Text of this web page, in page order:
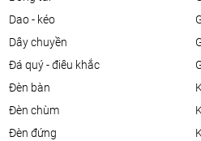
dao - kéo
dây chuyền
đá quý - điêu khắc
đèn bàn
đèn chùm
đèn đứng